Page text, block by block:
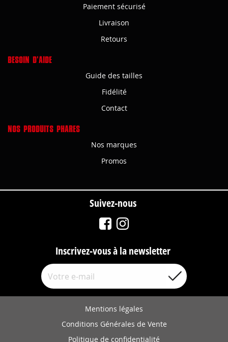
Paiement sécurisé
Livraison
Retours
BESOIN D'AIDE
Guide des tailles
Fidélité
Contact
NOS PRODUITS PHARES
Nos marques
Promos
Suivez-nous
Inscrivez-vous à la newsletter
Mentions légales
Conditions Générales de Vente
Politique de confidentialité